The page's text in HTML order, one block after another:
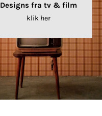
Designs fra tv & film
klik her